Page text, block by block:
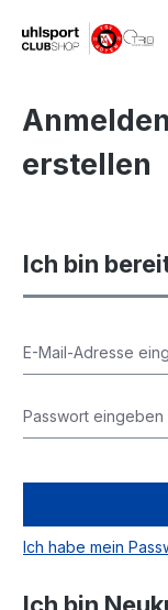
springen
erstellen
Ich bin
Ich habe mein